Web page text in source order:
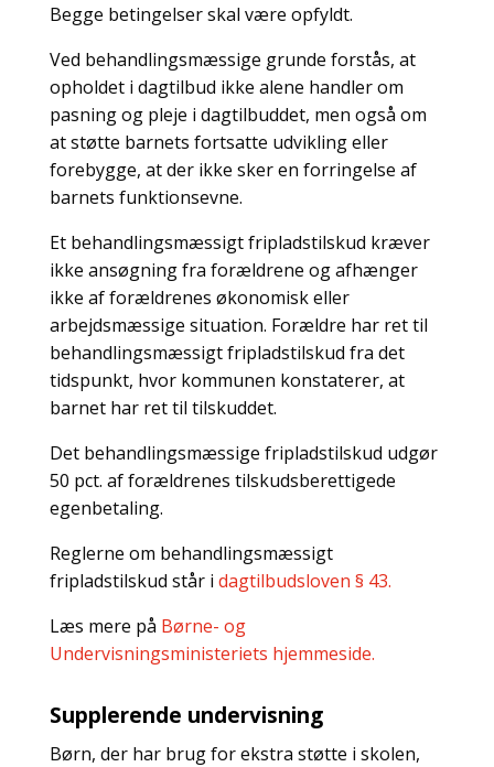
Begge betingelser skal være opfyldt.
Ved behandlingsmæssige grunde forstås, at
opholdet i dagtilbud ikke alene handler om
pasning og pleje i dagtilbuddet, men også om
at støtte barnets fortsatte udvikling eller
forebygge, at der ikke sker en forringelse af
barnets funktionsevne.
Et behandlingsmæssigt fripladstilskud kræver
ikke ansøgning fra forældrene og afhænger
ikke af forældrenes økonomisk eller
arbejdsmæssige situation. Forældre har ret til
behandlingsmæssigt fripladstilskud fra det
tidspunkt, hvor kommunen konstaterer, at
barnet har ret til tilskuddet.
Det behandlingsmæssige fripladstilskud udgør
50 pct. af forældrenes tilskudsberettigede
egenbetaling.
Reglerne om behandlingsmæssigt
fripladstilskud står i dagtilbudsloven § 43.
Læs mere på Børne- og
Undervisningsministeriets hjemmeside.
Supplerende undervisning
Børn, der har brug for ekstra støtte i skolen,